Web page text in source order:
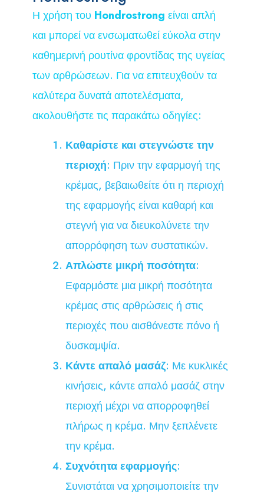
Η χρήση του Hondrostrong είναι απλή
και μπορεί να ενσωματωθεί εύκολα στην
καθημερινή ρουτίνα φροντίδας της υγείας
των αρθρώσεων. Για να επιτευχθούν τα
καλύτερα δυνατά αποτελέσματα,
ακολουθήστε τις παρακάτω οδηγίες:
Καθαρίστε και στεγνώστε την
περιοχή: Πριν την εφαρμογή της
κρέμας, βεβαιωθείτε ότι η περιοχή
της εφαρμογής είναι καθαρή και
στεγνή για να διευκολύνετε την
απορρόφηση των συστατικών.
Απλώστε μικρή ποσότητα:
Εφαρμόστε μια μικρή ποσότητα
κρέμας στις αρθρώσεις ή στις
περιοχές που αισθάνεστε πόνο ή
δυσκαμψία.
Κάντε απαλό μασάζ: Με κυκλικές
κινήσεις, κάντε απαλό μασάζ στην
περιοχή μέχρι να απορροφηθεί
πλήρως η κρέμα. Μην ξεπλένετε
την κρέμα.
Συχνότητα εφαρμογής:
Συνιστάται να χρησιμοποιείτε την